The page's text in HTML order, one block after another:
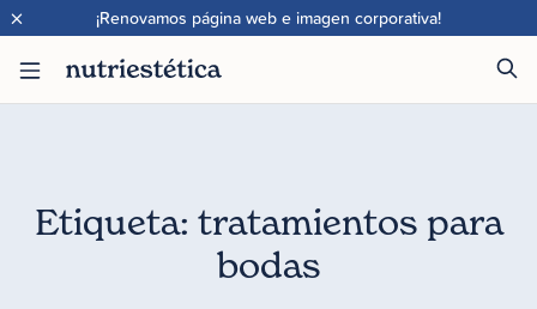
¡Renovamos página web e imagen corporativa!
×
Etiqueta: tratamientos para
bodas